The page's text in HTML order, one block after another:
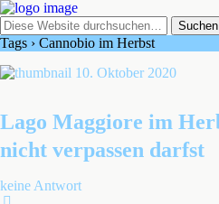
Tags › Cannobio im Herbst
10. Oktober 2020
Lago Maggiore im
nicht verpassen darfst
keine Antwort